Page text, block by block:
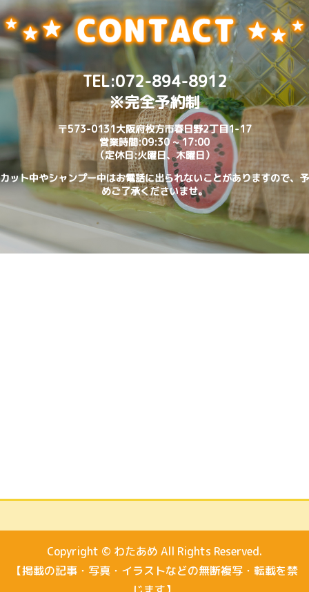
TEL:072-894-8912
※完全予約制
〒573-0131大阪府枚方市春日野2丁目1-17
営業時間:09:30 ~ 17:00
（定休日:火曜日、木曜日）
カット中やシャンプー中はお電話に出られないことがありますので、予
めご了承くださいませ。
Copyright © わたあめ All Rights Reserved.
【掲載の記事・写真・イラストなどの無断複写・転載を禁